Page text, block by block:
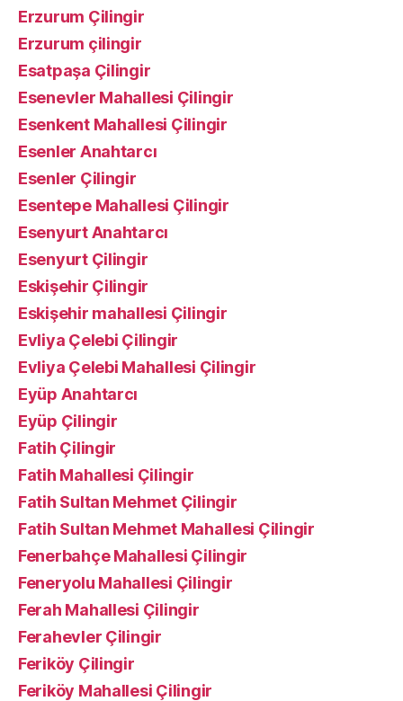
Erzurum Çilingir
Erzurum çilingir
Esatpaşa Çilingir
Esenevler Mahallesi Çilingir
Esenkent Mahallesi Çilingir
Esenler Anahtarcı
Esenler Çilingir
Esentepe Mahallesi Çilingir
Esenyurt Anahtarcı
Esenyurt Çilingir
Eskişehir Çilingir
Eskişehir mahallesi Çilingir
Evliya Çelebi Çilingir
Evliya Çelebi Mahallesi Çilingir
Eyüp Anahtarcı
Eyüp Çilingir
Fatih Çilingir
Fatih Mahallesi Çilingir
Fatih Sultan Mehmet Çilingir
Fatih Sultan Mehmet Mahallesi Çilingir
Fenerbahçe Mahallesi Çilingir
Feneryolu Mahallesi Çilingir
Ferah Mahallesi Çilingir
Ferahevler Çilingir
Feriköy Çilingir
Feriköy Mahallesi Çilingir